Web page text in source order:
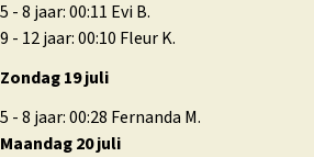
5 - 8 jaar: 00:11 Evi B.
9 - 12 jaar: 00:10 Fleur K.
Zondag 19 juli
5 - 8 jaar: 00:28 Fernanda M.
Maandag 20 juli